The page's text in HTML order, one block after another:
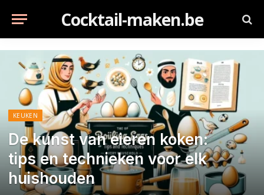
Cocktail-maken.be
KEUKEN
De kunst van eieren koken:
tips en technieken voor elk
huishouden